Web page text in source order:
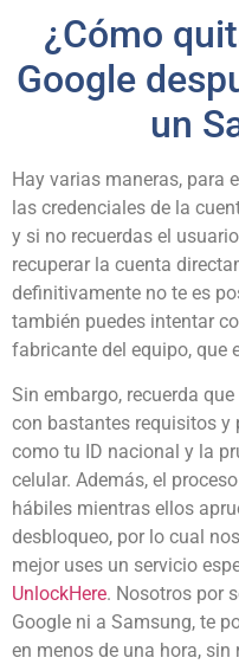
¿Cómo
Google
un
Hay varias maneras, para
las credenciales de la
y si no recuerdas el
recuperar la cuenta
definitivamente no te es
también puedes intentar
fabricante del equipo, que
Sin embargo, recuerda
con bastantes requisitos y
como tu ID nacional y la
celular. Además, el
hábiles mientras ellos
desbloqueo, por lo cual
mejor uses un servicio
UnlockHere. Nosotros por
Google ni a Samsung, te
en menos de una hora,